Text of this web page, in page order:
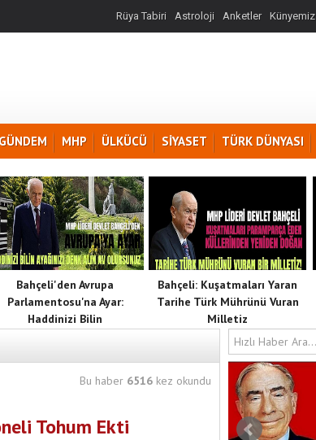
Rüya Tabiri Astroloji Anketler Künyemiz
GÜNDEM MHP ÜLKÜCÜ SİYASET TÜRK DÜNYASI
Bahçeli'den Avrupa
Parlamentosu'na Ayar:
Haddinizi Bilin
Bahçeli: Kuşatmaları Yaran
Tarihe Türk Mührünü Vuran
Milletiz
Bu haber 6516 kez okundu
Tohum Ekti